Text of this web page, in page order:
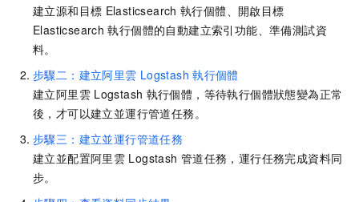
建立源和目標 Elasticsearch 執行個體、開啟目標
Elasticsearch 執行個體的自動建立索引功能、準備測試資
料。
步驟二：建立阿里雲 Logstash 執行個體
建立阿里雲 Logstash 執行個體，等待執行個體狀態變為正常
後，才可以建立並運行管道任務。
步驟三：建立並運行管道任務
建立並配置阿里雲 Logstash 管道任務，運行任務完成資料同
步。